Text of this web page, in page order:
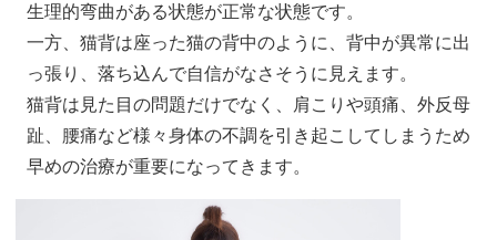
生理的弯曲がある状態が正常な状態です。
一方、猫背は座った猫の背中のように、背中が異常に出
っ張り、落ち込んで自信がなさそうに見えます。
猫背は見た目の問題だけでなく、肩こりや頭痛、外反母
趾、腰痛など様々身体の不調を引き起こしてしまうため
早めの治療が重要になってきます。